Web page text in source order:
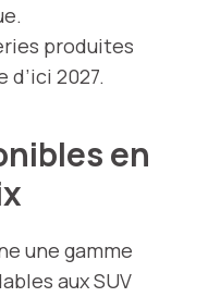
produites
2027.
en
une gamme
aux SUV